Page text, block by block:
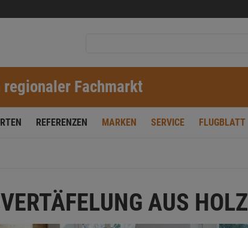
regionaler Fachmarkt
REFERENZEN MARKEN SERVICE FLUGBLATT
AUS HOLZ